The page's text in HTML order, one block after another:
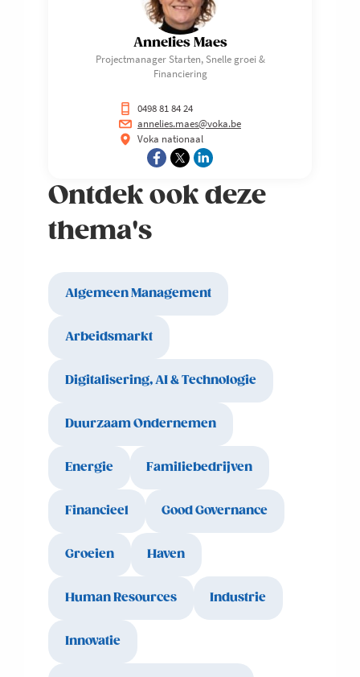
Annelies Maes
Projectmanager Starten, Snelle groei &
Financiering
0498 81 84 24
annelies.maes@voka.be
Voka nationaal
Ontdek ook deze
thema's
Algemeen Management
Arbeidsmarkt
Digitalisering, AI & Technologie
Duurzaam Ondernemen
Energie Familiebedrijven
Financieel Good Governance
Groeien Haven
Human Resources Industrie
Innovatie